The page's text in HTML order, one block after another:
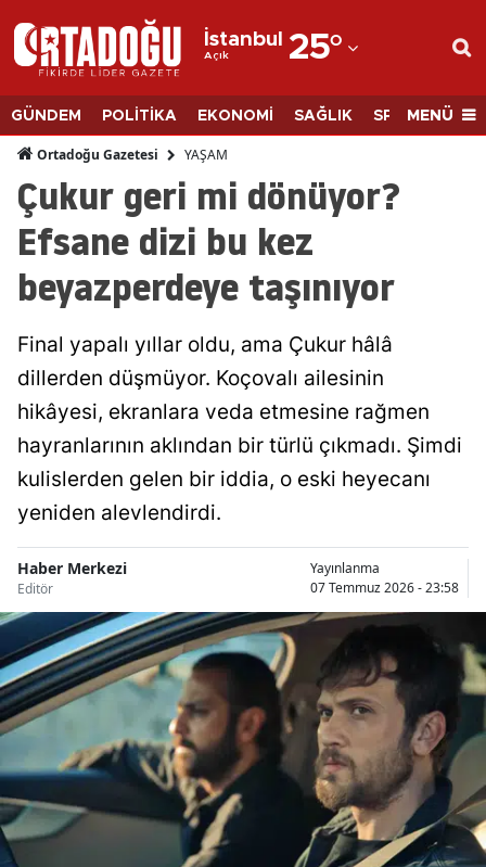
İstanbul
Açık 25°
Adana
Adıyaman
Afyonkarahisar
Ağrı
Amasya
Ankara
Artvin
Aydın
Balıkesir
Bingöl
Bolu
Burdur
Bursa
Çanakkale
Çankırı
GÜNDEM POLİTİKA EKONOMİ SAĞLIK SPORMENÜ
Ortadoğu Gazetesi YAŞAM
Çukur geri mi dönüyor?
Efsane dizi bu kez
beyazperdeye taşınıyor
Final yapalı yıllar oldu, ama Çukur hâlâ
dillerden düşmüyor. Koçovalı ailesinin
hikâyesi, ekranlara veda etmesine rağmen
hayranlarının aklından bir türlü çıkmadı. Şimdi
kulislerden gelen bir iddia, o eski heyecanı
yeniden alevlendirdi.
Haber Merkezi
Editör
Yayınlanma
07 Temmuz 2026 - 23:58